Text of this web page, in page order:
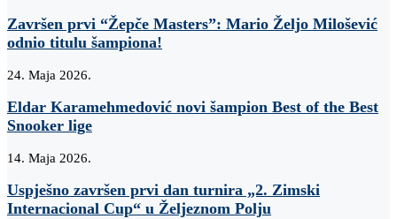
Završen prvi “Žepče Masters”: Mario Željo Milošević
odnio titulu šampiona!
24. Maja 2026.
Eldar Karamehmedović novi šampion Best of the Best
Snooker lige
14. Maja 2026.
Uspješno završen prvi dan turnira „2. Zimski
Internacional Cup“ u Željeznom Polju